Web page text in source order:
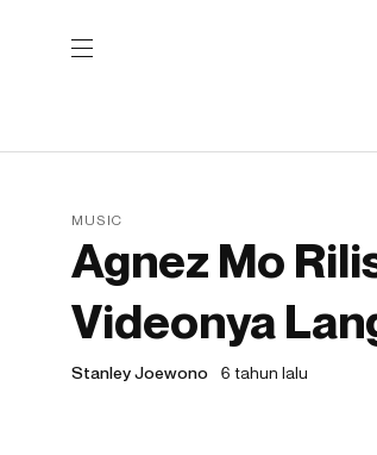
MUSIC
Agnez Mo
Videonya
Stanley Joewono 6 tahun lalu